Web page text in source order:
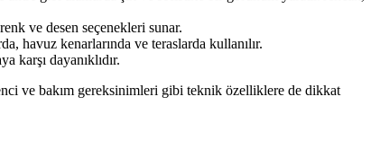
ve desen seçenekleri sunar.
havuz kenarlarında ve teraslarda kullanılır.
karşı dayanıklıdır.
ve bakım gereksinimleri gibi teknik özelliklere de dikkat